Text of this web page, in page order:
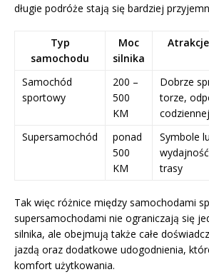
długie podróże stają się bardziej
Typ
samochodu
Moc
silnika
Samochód
sportowy
200 –
500
KM
Dobrze
torze,
Supersamochód
ponad
500
KM
Symbole
trasy
Tak więc różnice między samochodami
supersamochodami nie ograniczają się
silnika, ale obejmują także całe
jazdą oraz dodatkowe udogodnienia,
komfort użytkowania.